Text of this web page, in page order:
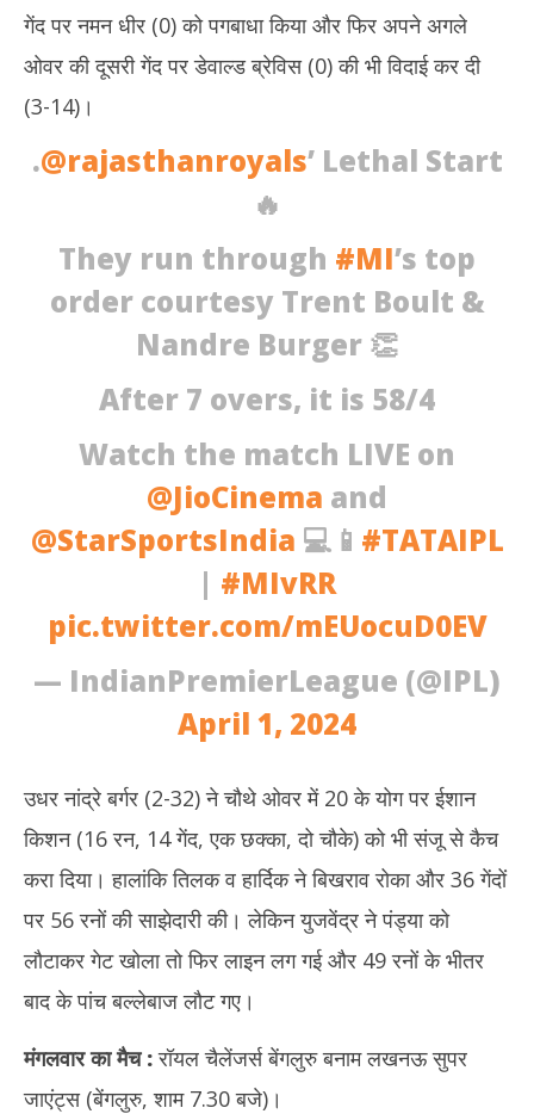
गेंद पर नमन धीर (0) को पगबाधा किया और फिर अपने अगले
ओवर की दूसरी गेंद पर डेवाल्ड ब्रेविस (0) की भी विदाई कर दी
(3-14)।
.@rajasthanroyals’ Lethal Start
🔥
They run through #MI’s top
order courtesy Trent Boult &
Nandre Burger 👏
After 7 overs, it is 58/4
Watch the match LIVE on
@JioCinema and
@StarSportsIndia 💻📱 #TATAIPL
| #MIvRR
pic.twitter.com/mEUocuD0EV
— IndianPremierLeague (@IPL)
April 1, 2024
उधर नांद्रे बर्गर (2-32) ने चौथे ओवर में 20 के योग पर ईशान
किशन (16 रन, 14 गेंद, एक छक्का, दो चौके) को भी संजू से कैच
करा दिया। हालांकि तिलक व हार्दिक ने बिखराव रोका और 36 गेंदों
पर 56 रनों की साझेदारी की। लेकिन युजवेंद्र ने पंड्या को
लौटाकर गेट खोला तो फिर लाइन लग गई और 49 रनों के भीतर
बाद के पांच बल्लेबाज लौट गए।
मंगलवार का मैच :रॉयल चैलेंजर्स बेंगलुरु बनाम लखनऊ सुपर
जाएंट्स (बेंगलुरु, शाम 7.30 बजे)।